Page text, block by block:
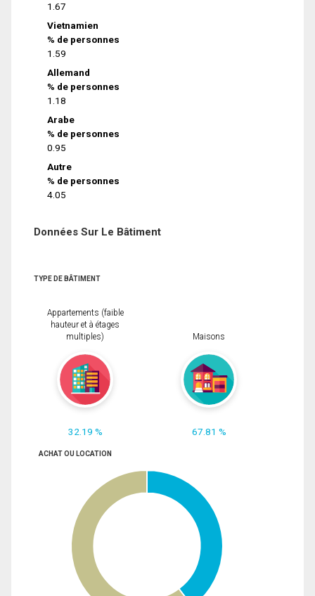
1.67
Vietnamien
% de personnes
1.59
Allemand
% de personnes
1.18
Arabe
% de personnes
0.95
Autre
% de personnes
4.05
Données Sur Le Bâtiment
TYPE DE BÂTIMENT
Appartements (faible
hauteur et à étages
multiples)
32.19 %
Maisons
67.81 %
ACHAT OU LOCATION